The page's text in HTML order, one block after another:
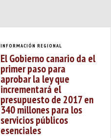
INFORMACIÓN REGIONAL
El Gobierno canario da el
primer paso para
aprobar la ley que
incrementará el
presupuesto de 2017 en
340 millones para los
servicios públicos
esenciales